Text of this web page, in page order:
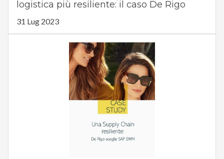
logistica più resiliente: il caso De Rigo
31 Lug 2023